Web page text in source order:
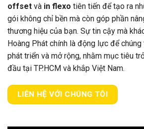
offset và in flexo tiên tiến để tạo ra
gói không chỉ bền mà còn góp phần
thương hiệu của bạn. Sự tin cậy mà
Hoàng Phát chính là động lực để
phát triển và mở rộng, nhằm mục tiêu
đầu tại TP.HCM và khắp Việt Nam.
LIÊN HỆ VỚI CHÚNG TÔI